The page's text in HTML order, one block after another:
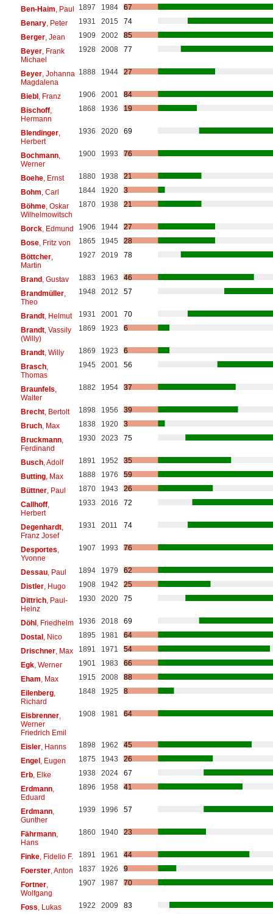
Ben-Haim , Paul 1897 1984
67
Benary, Peter 1931 2015
74
Berger, Jean 1909 2002
85
Beyer, Frank
Michael
1928 2008 77
Beyer, Johanna
Magdalena
1888 1944 27
Biebl, Franz 1906 2001
84
Bischoff,
Hermann
1868 1936 19
Blendinger,
Herbert
1936 2020 69
Bochmann,
Werner
1900 1993 76
Boehe, Ernst 1880 1938
21
Bohm , Carl 1844 1920
3
Böhme, Oskar
Wilhelmowitsch
1870 1938 21
Borck, Edmund 1906 1944
27
Bose, Fritz von 1865 1945
28
Böttcher,
Martin
1927 2019 78
Brand, Gustav 1883 1963
46
Brandmüller,
Theo
1948 2012 57
Brandt, Helmut 1931 2001
70
Brandt, Vassily
(Willy)
1869 1923 6
Brandt, Willy 1869 1923
6
Brasch,
Thomas
1945 2001 56
Braunfels
Walter
1882 1954 37
Brecht, Bertolt 1898 1956
39
Bruch, Max 1838 1920
3
Bruckmann,
Ferdinand
1930 2023 75
Busch, Adolf 1891 1952
35
Butting, Max 1888 1976
59
Büttner, Paul 1870 1943
26
Callhoff,
Herbert
1933 2016 72
Degenhardt,
Franz Josef
1931 2011 74
Desportes
Yvonne
1907 1993 76
Dessau, Paul 1894 1979
62
Distler, Hugo 1908 1942
25
Dittrich, Paul-
Heinz
1930 2020 75
Döhl, Friedhelm 1936 2018
69
Dostal, Nico 1895 1981
64
Drischner, Max 1891 1971
54
Egk, Werner 1901 1983
66
Eham , Max 1915 2008
88
Eilenberg,
Richard
1848 1925 8
Eisbrenner,
Werner
Friedrich Emil
1908 1981 64
Eisler, Hanns 1898 1962
45
Engel, Eugen 1875 1943
26
Erb, Elke 1938 2024
67
Erdmann,
Eduard
1896 1958 41
Erdmann,
Gunther
1939 1996 57
Fährmann,
Hans
1860 1940 23
Finke, Fidelio F. 1891 1961
44
Foerster, Anton 1837 1926
9
Fortner,
Wolfgang
1907 1987 70
Foss , Lukas 1922 2009
83